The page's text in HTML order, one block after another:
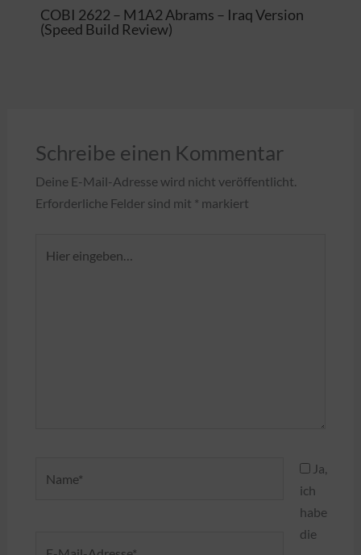
COBI 2622 – M1A2 Abrams – Iraq Version
(Speed Build Review)
Schreibe einen Kommentar
Deine E-Mail-Adresse wird nicht veröffentlicht.
Erforderliche Felder sind mit * markiert
eingeben…
Ja,
ich
habe
die